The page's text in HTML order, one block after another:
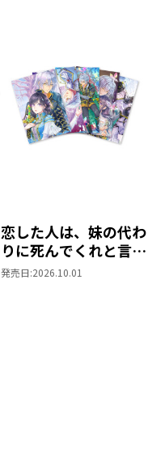
恋した人は、妹の代わ
りに死んでくれと言っ
た。＠COMIC ポス
発売日:2026.10.01